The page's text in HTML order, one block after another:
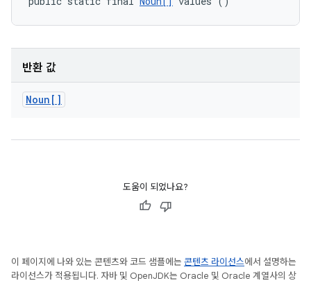
반환 값
Noun[]
도움이 되었나요?
이 페이지에 나와 있는 콘텐츠와 코드 샘플에는 콘텐츠 라이선스에서 설명하는
라이선스가 적용됩니다. 자바 및 OpenJDK는 Oracle 및 Oracle 계열사의 상